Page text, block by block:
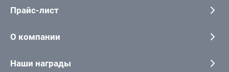
Прайс-лист
О компании
Наши награды